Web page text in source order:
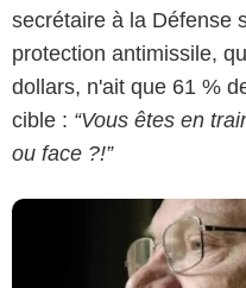
secrétaire à la Défense
protection antimissile,
dollars, n'ait que 61 %
cible : “Vous êtes en
ou face ?!”